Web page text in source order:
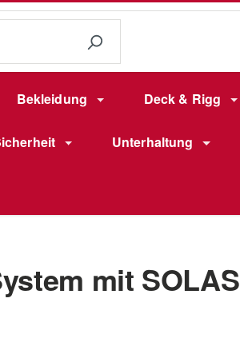
Bekleidung Deck & Rigg
Unterhaltung
mit SOLAS